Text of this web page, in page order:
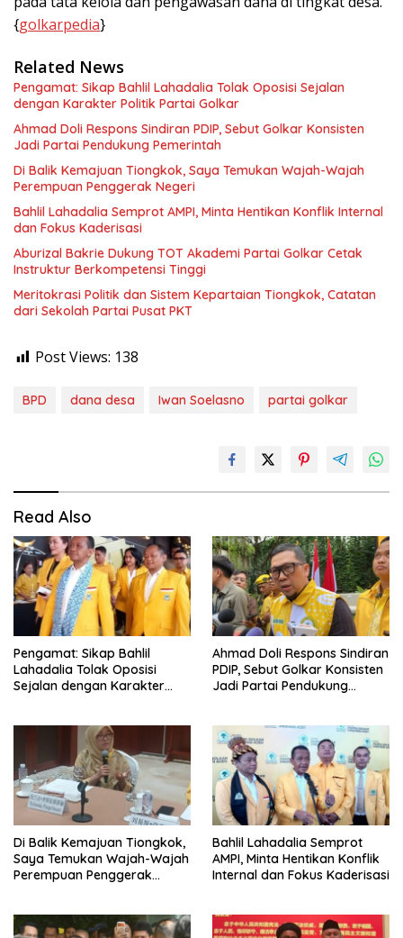
{golkarpedia}
Related News
Pengamat: Sikap Bahlil Lahadalia Tolak Oposisi Sejalan
dengan Karakter Politik Partai Golkar
Ahmad Doli Respons Sindiran PDIP, Sebut Golkar Konsisten
Jadi Partai Pendukung Pemerintah
Di Balik Kemajuan Tiongkok, Saya Temukan Wajah-Wajah
Perempuan Penggerak Negeri
Bahlil Lahadalia Semprot AMPI, Minta Hentikan Konflik Internal
dan Fokus Kaderisasi
Aburizal Bakrie Dukung TOT Akademi Partai Golkar Cetak
Instruktur Berkompetensi Tinggi
Meritokrasi Politik dan Sistem Kepartaian Tiongkok, Catatan
dari Sekolah Partai Pusat PKT
Post Views: 138
BPD dana desa Iwan Soelasno partai golkar
Read Also
Pengamat: Sikap Bahlil
Lahadalia Tolak Oposisi
Sejalan dengan Karakter
Ahmad Doli Respons Sindiran
PDIP, Sebut Golkar Konsisten
Jadi Partai Pendukung
Di Balik Kemajuan Tiongkok,
Saya Temukan Wajah-Wajah
Perempuan Penggerak
Bahlil Lahadalia Semprot
AMPI, Minta Hentikan Konflik
Internal dan Fokus Kaderisasi